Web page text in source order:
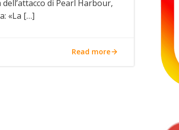
dell’attacco di Pearl Harbour,
«La […]
Read more